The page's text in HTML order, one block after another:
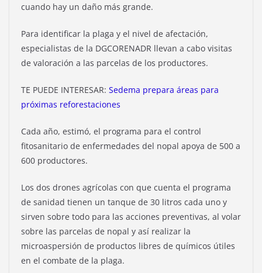
cuando hay un daño más grande.
Para identificar la plaga y el nivel de afectación,
especialistas de la DGCORENADR llevan a cabo visitas
de valoración a las parcelas de los productores.
TE PUEDE INTERESAR: Sedema prepara áreas para
próximas reforestaciones
Cada año, estimó, el programa para el control
fitosanitario de enfermedades del nopal apoya de 500 a
600 productores.
Los dos drones agrícolas con que cuenta el programa
de sanidad tienen un tanque de 30 litros cada uno y
sirven sobre todo para las acciones preventivas, al volar
sobre las parcelas de nopal y así realizar la
microaspersión de productos libres de químicos útiles
en el combate de la plaga.